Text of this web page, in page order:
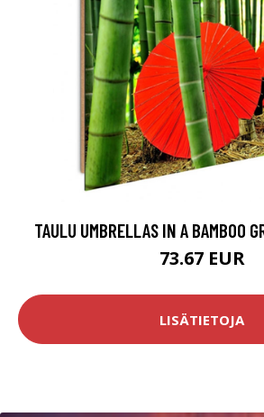
TAULU UMBRELLAS IN A BAMBOO
73.67 EUR
LISÄTIETOJA